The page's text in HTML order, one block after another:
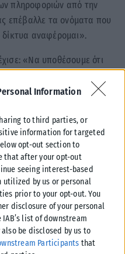
Information
to third parties, or
information for targeted
opt-out section to
that after your opt-out
seeing interest-based
utilized by us or personal
prior to your opt-out. You
disclosure of your personal
list of downstream
be disclosed by us to
Participants that
πληροφοριών από την
επέβαλλε τα ονόματα που
αναφέρομαι».
«Να υποθέσουμε ότι
δεν έγινα εγώ
ονόματα; Εσείς έχετε τα
να ακούγονται λίγο
εντρυφήσει στην
στις εκλογές
το αδίκημα των
είπε ο
κάνατε ενώ γνωρίζατε